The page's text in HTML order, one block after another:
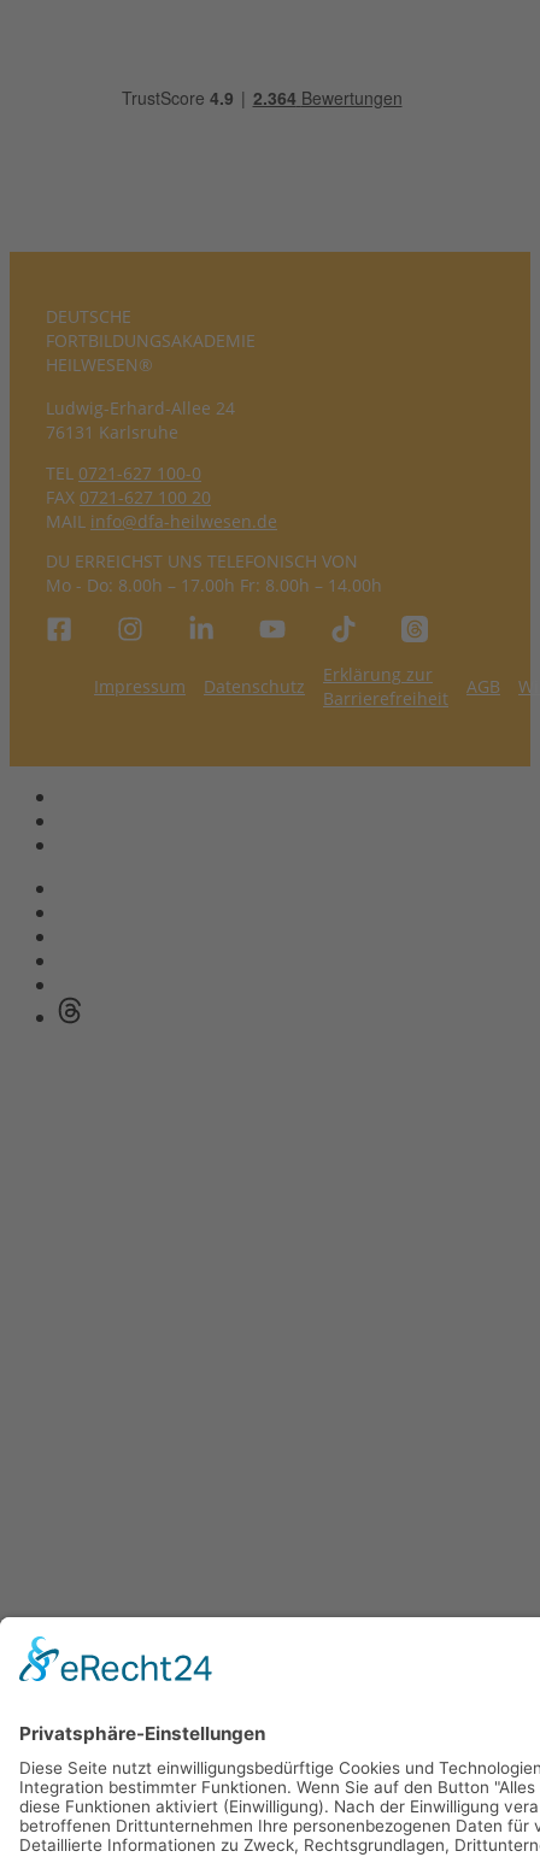
DEUTSCHE
FORTBILDUNGS­AKADEMIE
HEILWESEN®
Ludwig-Erhard-Allee 24
76131 Karlsruhe
TEL 0721-627 100-0
FAX 0721-627 100 20
MAIL info@dfa-heilwesen.de
DU ERREICHST UNS TELEFONISCH VON
Mo - Do: 8.00h – 17.00h Fr: 8.00h – 14.00h
Impressum Datenschutz
Erklärung zur
Barrierefreiheit
AGB